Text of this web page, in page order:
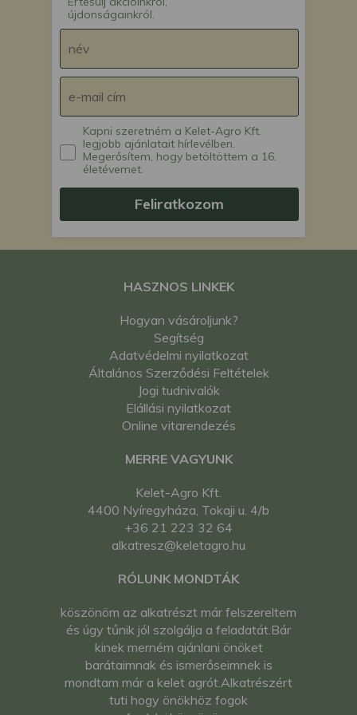
újdonságainkról.
Kapni szeretném a Kelet-Agro Kft.
legjobb ajánlatait hírlevélben.
Megerősítem, hogy betöltöttem a 16.
életévemet.
Feliratkozom
HASZNOS LINKEK
Hogyan vásároljunk?
Segítség
Adatvédelmi nyilatkozat
Általános Szerződési Feltételek
Jogi tudnivalók
Elállási nyilatkozat
Online vitarendezés
MERRE VAGYUNK
Kelet-Agro Kft.
4400 Nyíregyháza, Tokaji u. 4/b
+36 21 223 32 64
alkatresz@keletagro.hu
RÓLUNK MONDTÁK
köszönöm az alkatrészt már felszereltem
és úgy tűnik jól szolgálja a feladatát.Bár
kinek merném ajánlani önöket
barátaimnak és ismerőseimnek is
mondtam már a kelet agrót.Alkatrészért
tuti hogy önökhöz fogok